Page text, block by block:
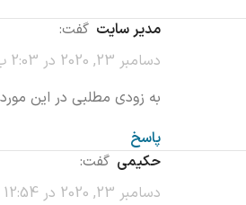
مدیر سایت گفت:
دسامبر 23, 2020 در 2:03 ب.ظ
به زودی مطلبی در این
پاسخ
حکیمی گفت:
دسامبر 23, 2020 در 12:54 ب.ظ